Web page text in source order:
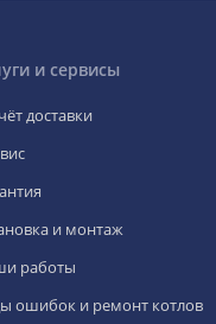
и сервисы
доставки
и монтаж
работы
ошибок и ремонт котлов